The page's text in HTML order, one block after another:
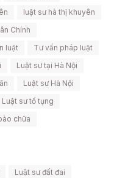
luật sư hà thị khuyên
Chính
luật
Tư vấn pháp luật
Luật sư tại Hà Nội
Luật sư Hà Nội
Luật sư tố tụng
chữa
Luật sư đất đai